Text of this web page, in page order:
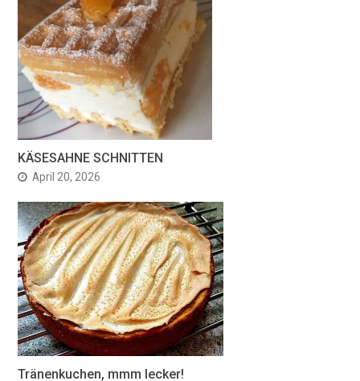
KÄSESAHNE SCHNITTEN
April 20, 2026
Tränenkuchen, mmm lecker!